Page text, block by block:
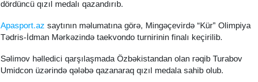
dördüncü qızıl medalı qazandırıb.
Apasport.az saytının məlumatına görə, Mingəçevirdə “Kür” Olimpiya
Tədris-İdman Mərkəzində taekvondo turnirinin finalı keçirilib.
Səlimov həlledici qarşılaşmada Özbəkistandan olan rəqib Turabov
Umidcon üzərində qələbə qazanaraq qızıl medala sahib olub.